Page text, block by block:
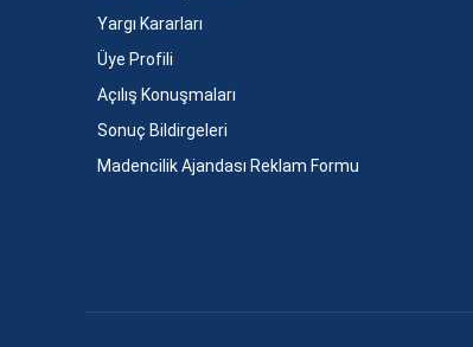
Yargı Kararları
Üye Profili
Açılış Konuşmaları
Sonuç Bildirgeleri
Madencilik Ajandası Reklam Formu